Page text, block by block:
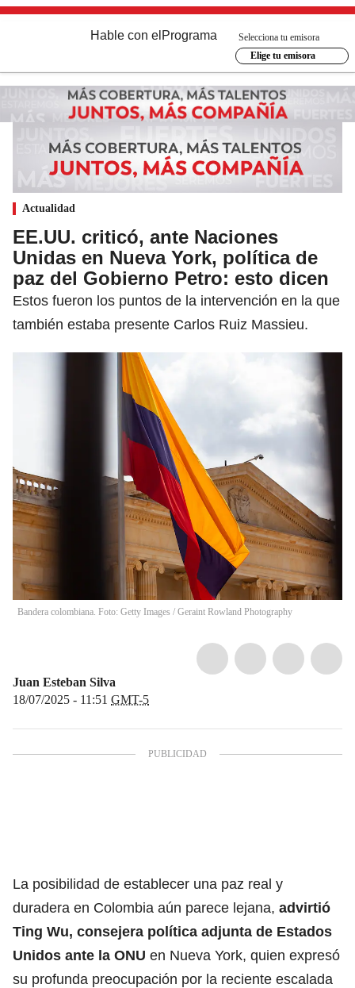
Hable con el Programa
Selecciona tu emisora
Elige tu emisora
Actualidad
EE.UU. criticó, ante Naciones
Unidas en Nueva York, política de
paz del Gobierno Petro: esto dicen
Estos fueron los puntos de la intervención en la que
también estaba presente Carlos Ruiz Massieu.
Bandera colombiana. Foto: Getty Images / Geraint Rowland Photography
Juan Esteban Silva
18/07/2025 - 11:51 GMT-5
La posibilidad de establecer una paz real y
duradera en Colombia aún parece lejana, advirtió
Ting Wu, consejera política adjunta de Estados
Unidos ante la ONU en Nueva York, quien expresó
su profunda preocupación por la reciente escalada